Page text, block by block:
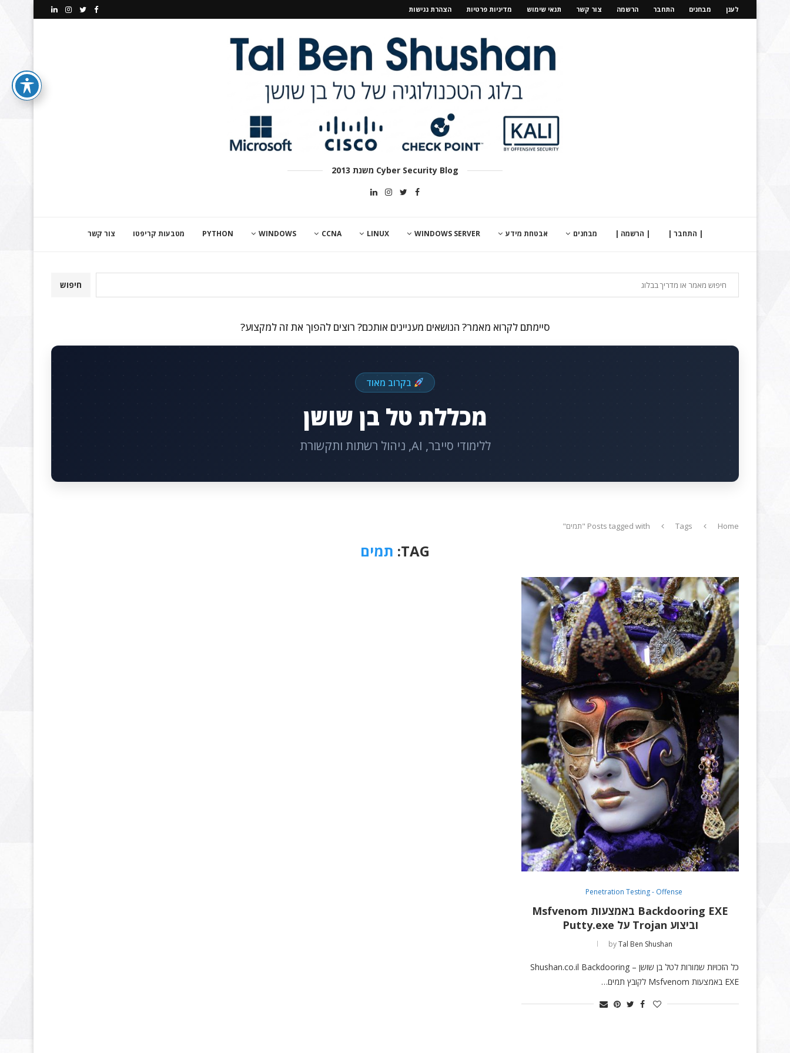
לענן מבחנים התחבר הרשמה צור קשר תנאי שימוש מדיניות פרטיות הצהרת נגישות
Cyber Security Blog משנת 2013
| התחבר | | הרשמה | מבחנים אבטחת מידע WINDOWS SERVER
LINUX
CCNA
WINDOWS
PYTHON מטבעות קריפטו צור קשר
חיפוש
סיימתם לקרוא מאמר? הנושאים מעניינים אותכם? רוצים להפוך את זה למקצוע?
בקרוב מאוד
מכללת טל בן שושן
ללימודי סייבר, AI, ניהול רשתות ותקשורת
Home
Tags Posts tagged with "תמים"
TAG: תמים
Penetration Testing - Offense
Backdooring EXE באמצעות Msfvenom
וביצוע Trojan על Putty.exe
byTal Ben Shushan
כל הזכויות שמורות לטל בן שושן – Shushan.co.il Backdooring
EXE באמצעות Msfvenom לקובץ תמים…